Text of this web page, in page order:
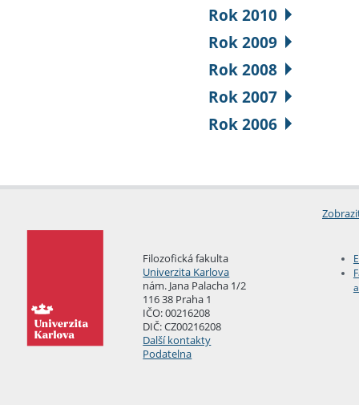
Rok 2010
Rok 2009
Rok 2008
Rok 2007
Rok 2006
Filozofická fakulta
Univerzita Karlova
nám. Jana Palacha 1/2
116 38 Praha 1
IČO: 00216208
DIČ: CZ00216208
Další kontakty
Podatelna